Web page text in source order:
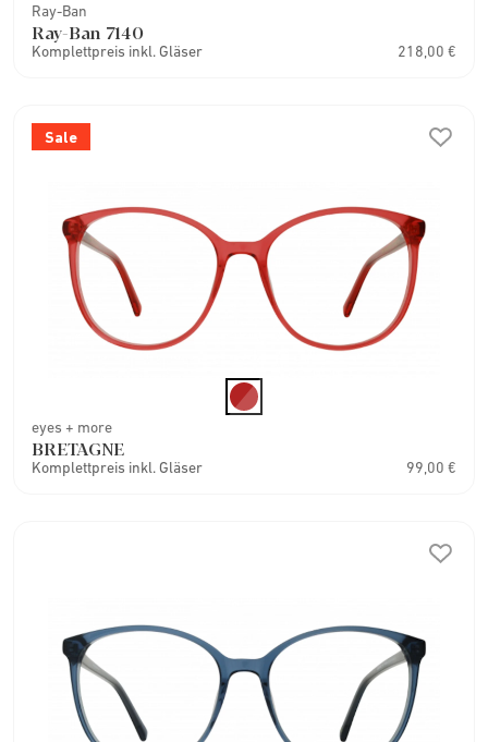
Ray-Ban
Ray-Ban 7140
Komplettpreis inkl. Gläser 218,00 €
Sale
eyes + more
BRETAGNE
Komplettpreis inkl. Gläser 99,00 €